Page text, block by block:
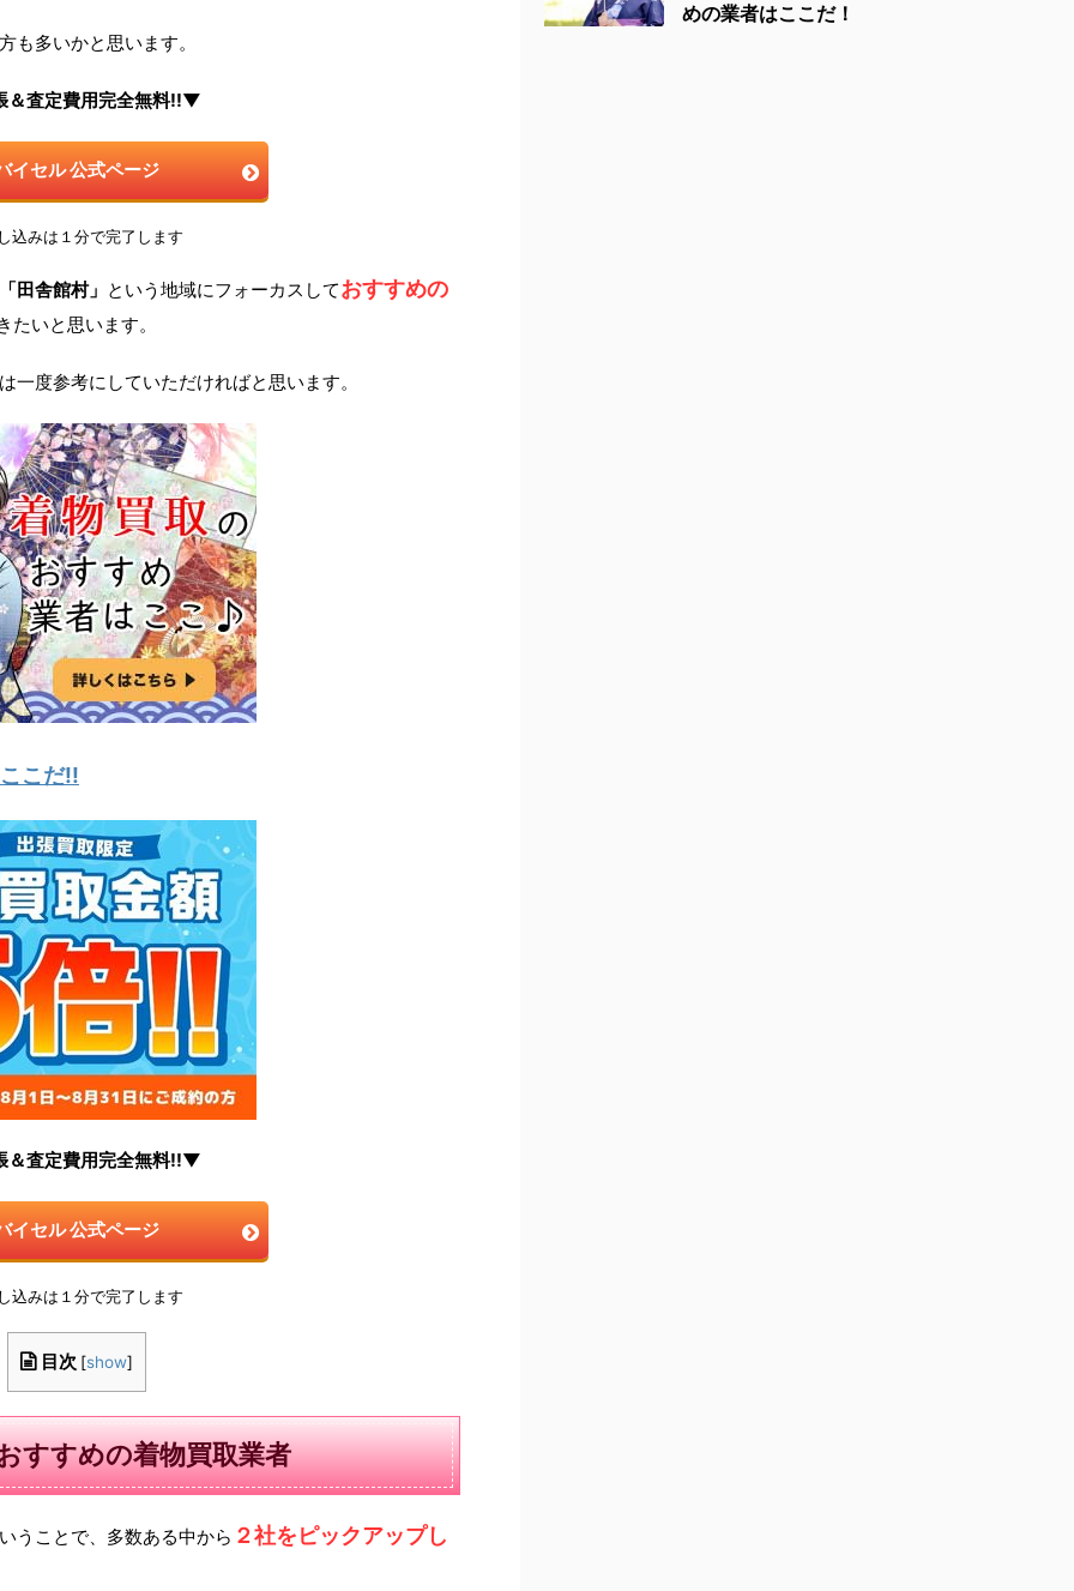
も多いかと思います。
査定費用完全無料!!▼
イセル 公式ページ
込みは１分で完了します
田舎館村」 という地域にフォーカスしておすすめの
たいと思います。
度参考にしていただければと思います。
こだ!!
査定費用完全無料!!▼
イセル 公式ページ
込みは１分で完了します
目次 [show]
すすめの着物買取業者
うことで、多数ある中から ２社をピックアップし
めの業者はここだ！